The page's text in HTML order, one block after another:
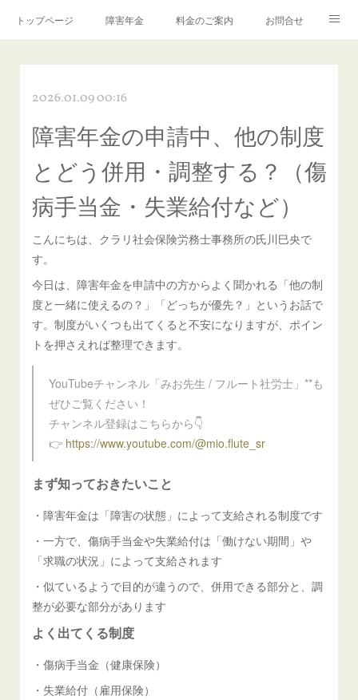
トップページ 障害年金 料金のご案内 お問合せ
2026.01.09 00:16
障害年金の申請中、他の制度
とどう併用・調整する？（傷
病手当金・失業給付など）
こんにちは、クラリ社会保険労務士事務所の氏川巳央で
す。
今日は、障害年金を申請中の方からよく聞かれる「他の制
度と一緒に使えるの？」「どっちが優先？」というお話で
す。制度がいくつも出てくると不安になりますが、ポイン
トを押さえれば整理できます。
YouTubeチャンネル「みお先生 / フルート社労士」**も
ぜひご覧ください！
チャンネル登録はこちらから👇
👉 https://www.youtube.com/@mio.flute_sr
まず知っておきたいこと
・障害年金は「障害の状態」によって支給される制度です
・一方で、傷病手当金や失業給付は「働けない期間」や
「求職の状況」によって支給されます
・似ているようで目的が違うので、併用できる部分と、調
整が必要な部分があります
よく出てくる制度
・傷病手当金（健康保険）
・失業給付（雇用保険）